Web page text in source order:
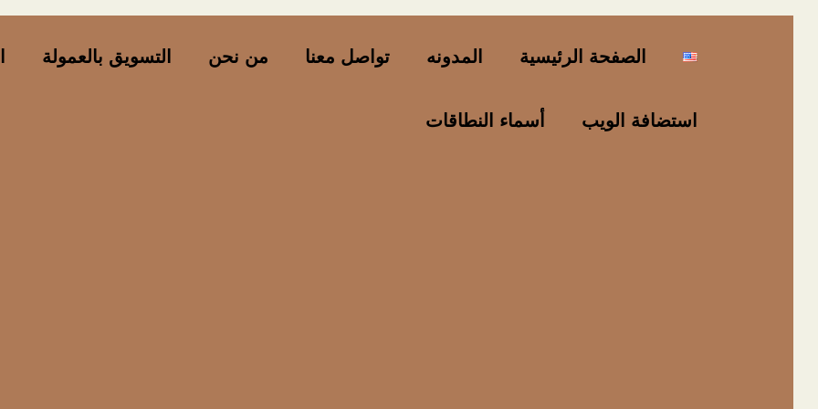
الصفحة الرئيسية المدونه تواصل معنا من نحن التسويق بالعمولة
استضافة الويب أسماء النطاقات